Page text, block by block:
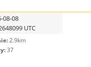
08-08
UTC
2.9km
37